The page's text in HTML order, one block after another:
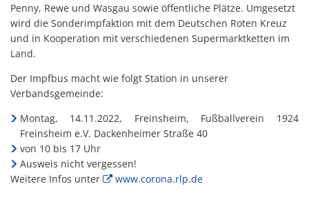
Penny, Rewe und Wasgau sowie öffentliche Plätze. Umgesetzt
wird die Sonderimpfaktion mit dem Deutschen Roten Kreuz
und in Kooperation mit verschiedenen Supermarktketten im
Land.
Der Impfbus macht wie folgt Station in unserer
Verbandsgemeinde:
Montag, 14.11.2022, Freinsheim, Fußballverein 1924
Freinsheim e.V. Dackenheimer Straße 40
von 10 bis 17 Uhr
Ausweis nicht vergessen!
Weitere Infos unter
www.corona.rlp.de